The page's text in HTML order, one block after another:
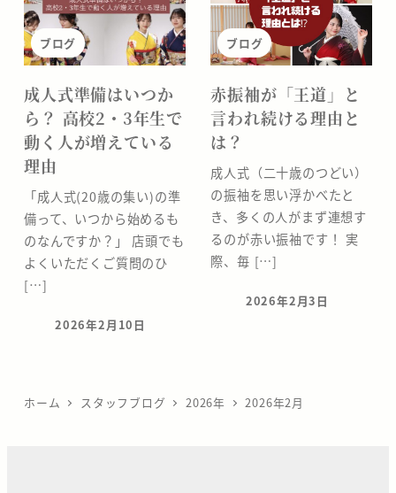
ブログ
成人式準備はいつか
ら？ 高校2・3年生で
動く人が増えている
理由
「成人式(20歳の集い)の準
備って、いつから始めるも
のなんですか？」 店頭でも
よくいただくご質問のひ
[…]
投稿日
2026年2月10日
ブログ
赤振袖が「王道」と
言われ続ける理由と
は？
成人式（二十歳のつどい）
の振袖を思い浮かべたと
き、多くの人がまず連想す
るのが赤い振袖です！ 実
際、毎 […]
投稿日
2026年2月3日
ホーム スタッフブログ 2026年 2026年2月